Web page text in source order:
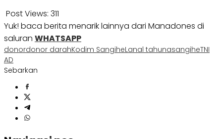
Post Views: 311
Yuk! baca berita menarik lainnya dari Manadones di
saluran WHATSAPP
donordonor darahKodim SangiheLanal tahunasangiheTNI
AD
Sebarkan